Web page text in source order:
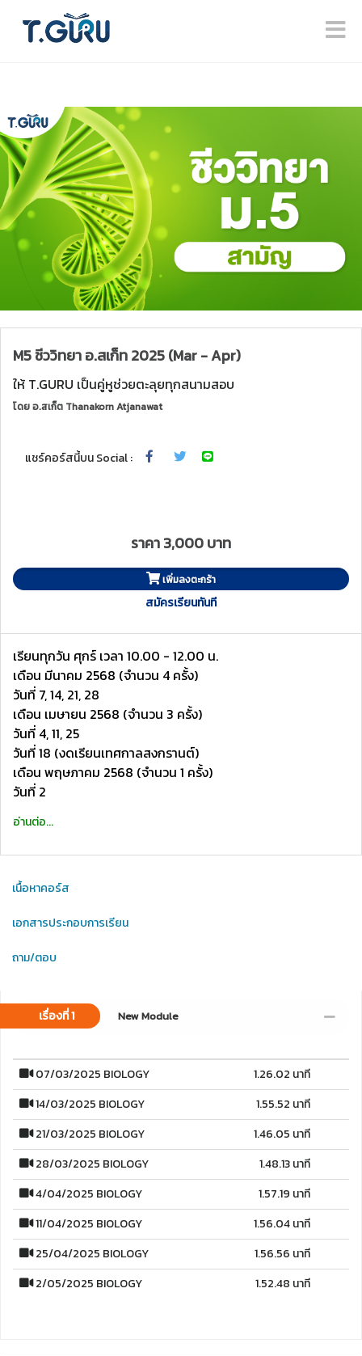
M5 ชีววิทยา อ.สเก็ท 2025 (Mar - Apr)
ให้ T.GURU เป็นคู่หูช่วยตะลุยทุกสนามสอบ
โดยอ.สเก็ต Thanakorn Atjanawat
แชร์คอร์สนี้บน Social :
ราคา 3,000 บาท
เพิ่มลงตะกร้า
สมัครเรียนทันที
เรียนทุกวัน ศุกร์ เวลา 10.00 - 12.00 น.
เดือน มีนาคม 2568 (จำนวน 4 ครั้ง)
วันที่ 7, 14, 21, 28
เดือน เมษายน 2568 (จำนวน 3 ครั้ง)
วันที่ 4, 11, 25
วันที่ 18 (งดเรียนเทศกาลสงกรานต์)
เดือน พฤษภาคม 2568 (จำนวน 1 ครั้ง)
วันที่ 2
อ่านต่อ...
เนื้อหาคอร์ส
เอกสารประกอบการเรียน
ถาม/ตอบ
เรื่องที่ 1 New Module
07/03/2025 BIOLOGY
1.26.02 นาที
14/03/2025 BIOLOGY
1.55.52 นาที
21/03/2025 BIOLOGY
1.46.05 นาที
28/03/2025 BIOLOGY
1.48.13 นาที
4/04/2025 BIOLOGY
1.57.19 นาที
11/04/2025 BIOLOGY
1.56.04 นาที
25/04/2025 BIOLOGY
1.56.56 นาที
2/05/2025 BIOLOGY
1.52.48 นาที